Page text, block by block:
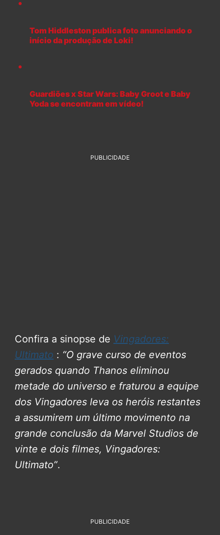
Tom Hiddleston publica foto anunciando o
início da produção de Loki!
Guardiões x Star Wars: Baby Groot e Baby
Yoda se encontram em vídeo!
PUBLICIDADE
Confira a sinopse de Vingadores:
Ultimato : “O grave curso de eventos
gerados quando Thanos eliminou
metade do universo e fraturou a equipe
dos Vingadores leva os heróis restantes
a assumirem um último movimento na
grande conclusão da Marvel Studios de
vinte e dois filmes, Vingadores:
Ultimato”.
PUBLICIDADE